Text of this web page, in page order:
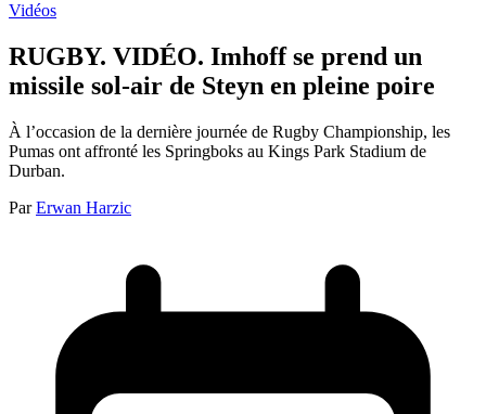
Vidéos
RUGBY. VIDÉO. Imhoff se prend un
missile sol-air de Steyn en pleine poire
À l’occasion de la dernière journée de Rugby Championship, les
Pumas ont affronté les Springboks au Kings Park Stadium de
Durban.
Par Erwan Harzic